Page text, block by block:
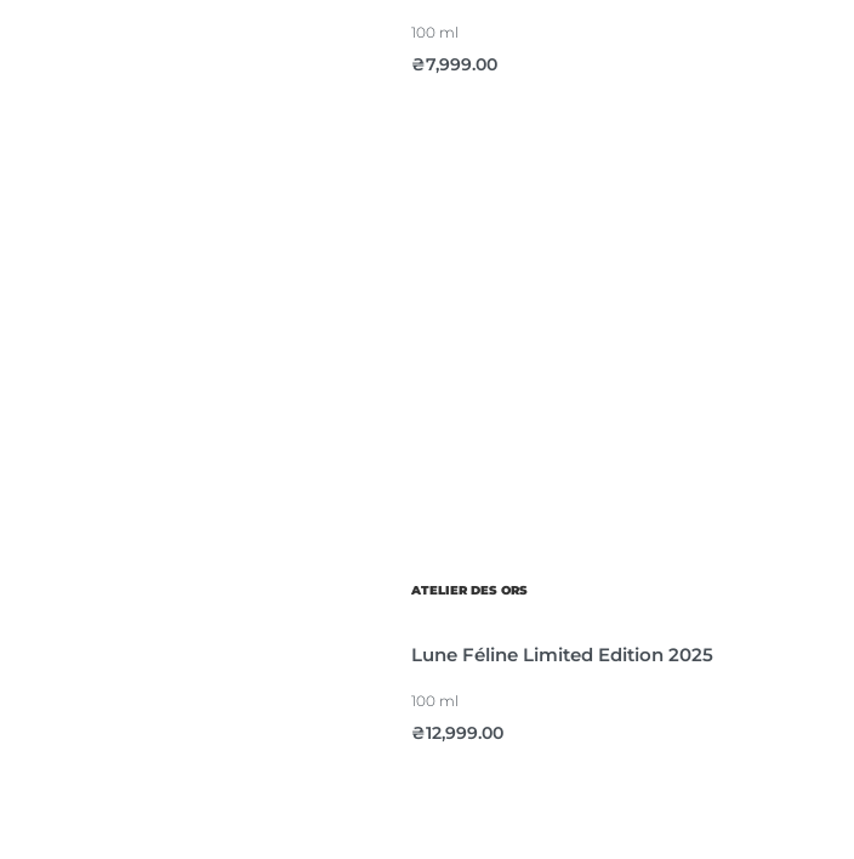
100 ml
₴7,999.00
ATELIER DES ORS
Lune Féline Limited Edition 2025
100 ml
₴12,999.00